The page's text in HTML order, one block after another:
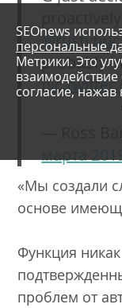
probably
— Ross
марта
«Мы создали
основе
Функция
проблем от
SEOnews
персональные
Метрики. Это
согласие, нажав